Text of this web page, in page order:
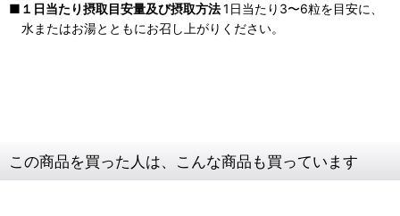
■１日当たり摂取目安量及び摂取方法1日当たり3〜6粒を目安に、
水またはお湯とともにお召し上がりください。
この商品を買った人は、こんな商品も買っています